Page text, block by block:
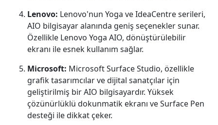
Lenovo: Lenovo'nun Yoga ve IdeaCentre serileri,
AIO bilgisayar alanında geniş seçenekler sunar.
Özellikle Lenovo Yoga AIO, dönüştürülebilir
ekranı ile esnek kullanım sağlar.
Microsoft: Microsoft Surface Studio, özellikle
grafik tasarımcılar ve dijital sanatçılar için
geliştirilmiş bir AIO bilgisayardır. Yüksek
çözünürlüklü dokunmatik ekranı ve Surface Pen
desteği ile dikkat çeker.